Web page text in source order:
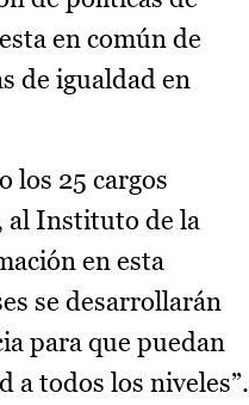
en común de
de igualdad en
los 25 cargos
al Instituto de la
en esta
se desarrollarán
para que puedan
a todos los niveles”.